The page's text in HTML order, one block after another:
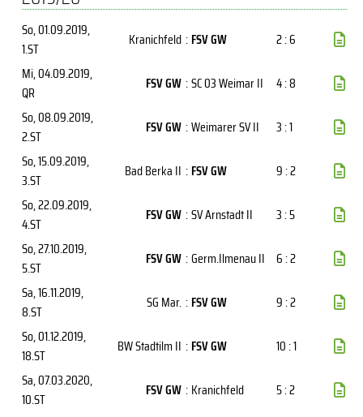
So, 01.09.2019,
1.ST
Kranichfeld : FSV GW
2 : 6
Mi, 04.09.2019,
QR
FSV GW :SC 03 Weimar II
4 : 8
So, 08.09.2019,
2.ST
FSV GW :Weimarer SV II
3 : 1
So, 15.09.2019,
3.ST
Bad Berka II : FSV GW
9 : 2
So, 22.09.2019,
4.ST
FSV GW :SV Arnstadt II
3 : 5
So, 27.10.2019,
5.ST
FSV GW :Germ.Ilmenau II 6 : 2
Sa, 16.11.2019,
8.ST
SG Mar. : FSV GW
9 : 2
So, 01.12.2019,
18.ST
BW Stadtilm II : FSV GW
10 : 1
Sa, 07.03.2020,
10.ST
FSV GW : Kranichfeld 5 : 2